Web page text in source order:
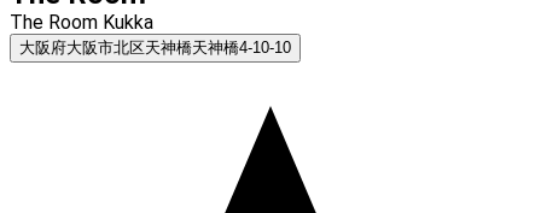
The Room Kukka
大阪府大阪市北区天神橋天神橋4-10-10